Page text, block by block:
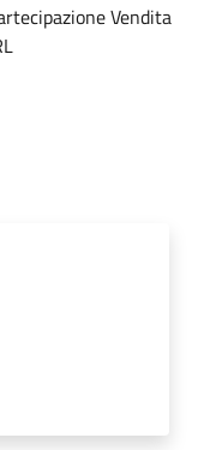
Vendita